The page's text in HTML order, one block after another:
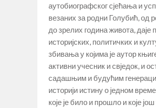
аутобиографског сјећања и
везаних за родни Голубић, од
до зрелих година живота, даје
историјских, политичких и
збивања у којима је аутор
активни учесник и свједок, и
садашњим и будућим
историји истину о једном
које је било и прошло и које још